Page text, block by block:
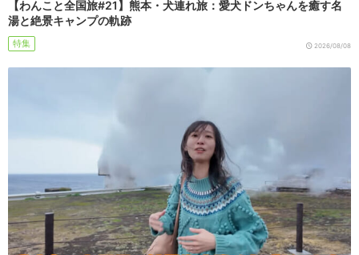
【わんこと全国旅#21】熊本・犬連れ旅：愛犬ドンちゃんを癒す名
湯と絶景キャンプの軌跡
特集 2026/08/08